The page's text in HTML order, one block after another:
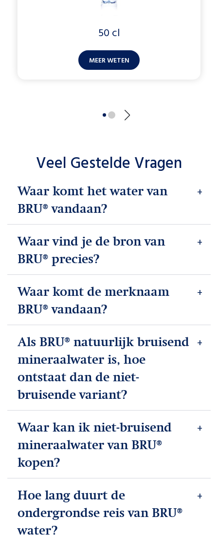
50 cl
MEER WETEN
Veel Gestelde Vragen
Waar komt het water van
BRU® vandaan?
Waar vind je de bron van
BRU® precies?
Waar komt de merknaam
BRU® vandaan?
Als BRU® natuurlijk bruisend
mineraalwater is, hoe
ontstaat dan de niet-
bruisende variant?
Waar kan ik niet-bruisend
mineraalwater van BRU®
kopen?
Hoe lang duurt de
ondergrondse reis van BRU®
water?